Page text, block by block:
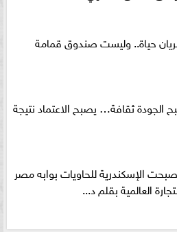
حياة.. وليست صندوق قمامة
الجودة ثقافة… يصبح الاعتماد نتيجة
الإسكندرية للحاويات بوابه مصر
العالمية بقلم د...